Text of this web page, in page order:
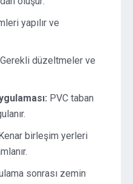
yapılır ve
Gerekli düzeltmeler ve
PVC taban
birleşim yerleri
sonrası zemin